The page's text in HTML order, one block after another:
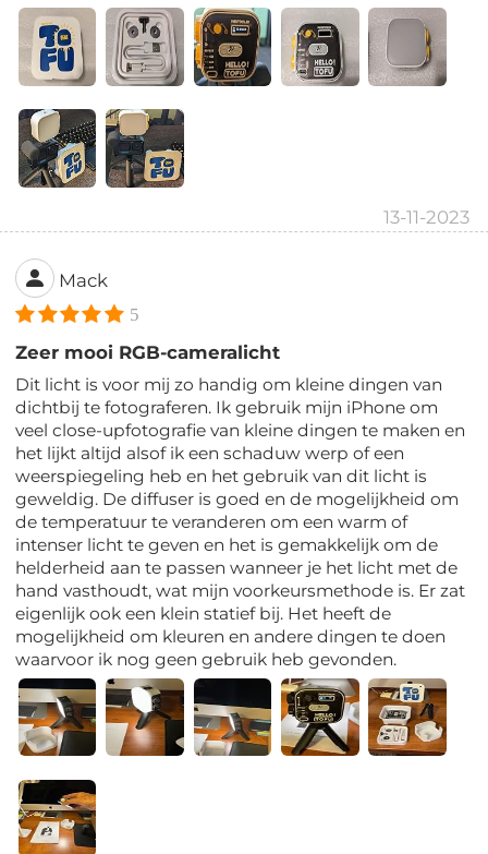
13-11-2023
Mack
5
Zeer mooi RGB-cameralicht
Dit licht is voor mij zo handig om kleine dingen van
dichtbij te fotograferen. Ik gebruik mijn iPhone om
veel close-upfotografie van kleine dingen te maken en
het lijkt altijd alsof ik een schaduw werp of een
weerspiegeling heb en het gebruik van dit licht is
geweldig. De diffuser is goed en de mogelijkheid om
de temperatuur te veranderen om een warm of
intenser licht te geven en het is gemakkelijk om de
helderheid aan te passen wanneer je het licht met de
hand vasthoudt, wat mijn voorkeursmethode is. Er zat
eigenlijk ook een klein statief bij. Het heeft de
mogelijkheid om kleuren en andere dingen te doen
waarvoor ik nog geen gebruik heb gevonden.